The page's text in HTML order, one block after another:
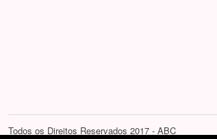
Todos os Direitos Reservados 2017 - ABC